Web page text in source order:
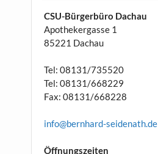
CSU-Bürgerbüro Dachau
Apothekergasse 1
85221 Dachau
Tel: 08131/735520
Tel: 08131/668229
Fax: 08131/668228
info@bernhard-seidenath.de
Öffnungszeiten